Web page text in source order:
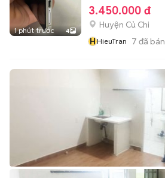
1 phút trước 4
3.450.000 đ
Huyện Củ Chi
HHieuTran 7 đã bán